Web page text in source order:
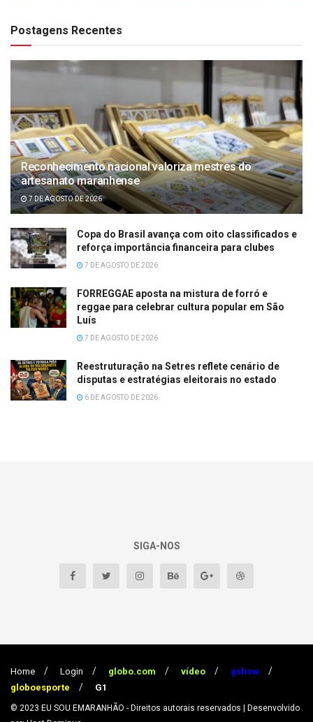
Postagens Recentes
Reconhecimento nacional valoriza mestres do
artesanato maranhense
7 DE AGOSTO DE 2026
Copa do Brasil avança com oito classificados e
reforça importância financeira para clubes
7 DE AGOSTO DE 2026
FORREGGAE aposta na mistura de forró e
reggae para celebrar cultura popular em São
Luís
7 DE AGOSTO DE 2026
Reestruturação na Setres reflete cenário de
disputas e estratégias eleitorais no estado
6 DE AGOSTO DE 2026
SIGA-NOS
Home Login globo.com vídeo
gshow
globoesporte
G1
© 2023 EU SOU EMARANHÃO - Direitos autorais reservados | Desenvolvido